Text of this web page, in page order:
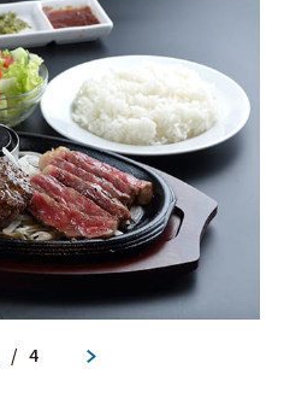
/ 4